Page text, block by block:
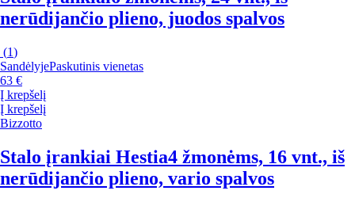
nerūdijančio plieno, juodos spalvos
(1)
SandėlyjePaskutinis vienetas
63 €
Į krepšelį
Į krepšelį
Bizzotto
Stalo įrankiai Hestia4 žmonėms, 16 vnt., iš
nerūdijančio plieno, vario spalvos